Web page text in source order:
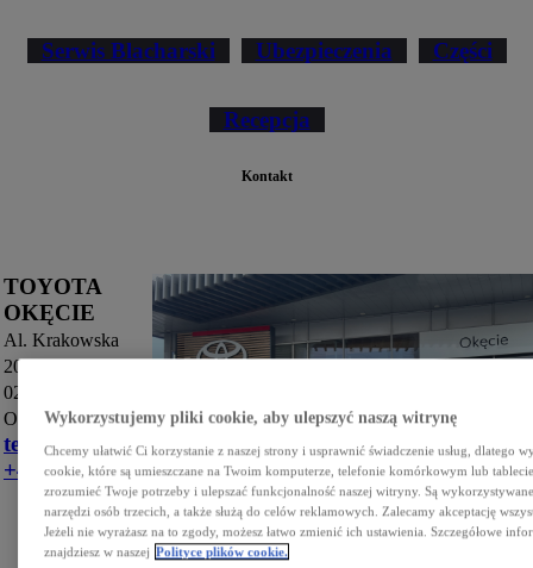
Serwis Blacharski Ubezpieczenia Części
Recepcja
Kontakt
TOYOTA
OKĘCIE
Al. Krakowska
204
02-219 Warszawa
Okęcie (Włochy)
tel.
+48224920000
Wykorzystujemy pliki cookie, aby ulepszyć naszą witrynę
Chcemy ułatwić Ci korzystanie z naszej strony i usprawnić świadczenie usług, dlatego
cookie, które są umieszczane na Twoim komputerze, telefonie komórkowym lub
zrozumieć Twoje potrzeby i ulepszać funkcjonalność naszej witryny. Są
narzędzi osób trzecich, a także służą do celów reklamowych. Zalecamy akceptację
Jeżeli nie wyrażasz na to zgody, możesz łatwo zmienić ich ustawienia. Szczegółowe
znajdziesz w naszej Polityce plików cookie.